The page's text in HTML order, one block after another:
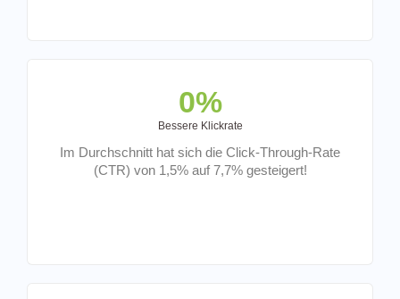
0%
Bessere Klickrate
Im Durchschnitt hat sich die Click-Through-Rate
(CTR) von 1,5% auf 7,7% gesteigert!